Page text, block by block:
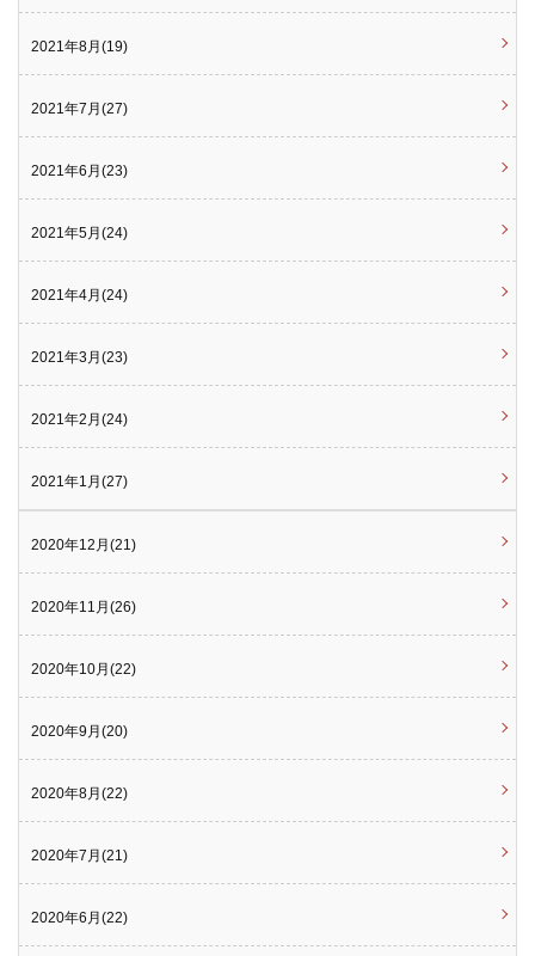
2021年8月(19)
2021年7月(27)
2021年6月(23)
2021年5月(24)
2021年4月(24)
2021年3月(23)
2021年2月(24)
2021年1月(27)
2020年12月(21)
2020年11月(26)
2020年10月(22)
2020年9月(20)
2020年8月(22)
2020年7月(21)
2020年6月(22)